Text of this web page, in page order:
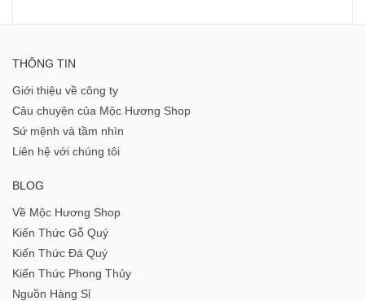
THÔNG TIN
Giới thiệu về công ty
Câu chuyện của Mộc Hương Shop
Sứ mệnh và tầm nhìn
Liên hệ với chúng tôi
BLOG
Về Mộc Hương Shop
Kiến Thức Gỗ Quý
Kiến Thức Đá Quý
Kiến Thức Phong Thủy
Nguồn Hàng Sỉ